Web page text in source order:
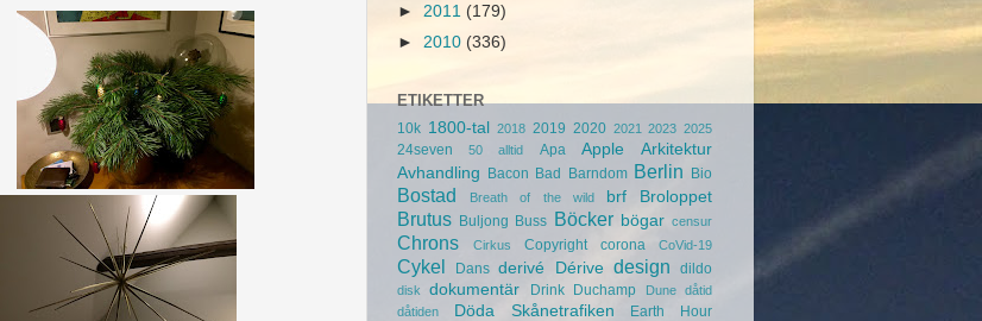
► 2011 (179)
► 2010 (336)
ETIKETTER
10k 1800-tal 2018 2019 2020 2021 2023 2025
24seven 50 alltid Apa Apple
Arkitektur
Avhandling Bacon Bad Barndom Berlin Bio
Bostad Breath of the wild brf Broloppet
Brutus Buljong Buss Böcker bögar censur
Chrons Cirkus Copyright corona CoVid-19
Cykel Dans derivé Dérive design dildo
disk dokumentär Drink Duchamp Dune
dåtid
dåtiden
Döda Skånetrafiken Earth Hour